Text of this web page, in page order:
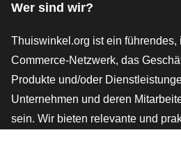
Wer sind wir?
Thuiswinkel.org ist ein führendes,
Commerce-Netzwerk, das
Produkte und/oder
Unternehmen und deren
sein. Wir bieten relevante und